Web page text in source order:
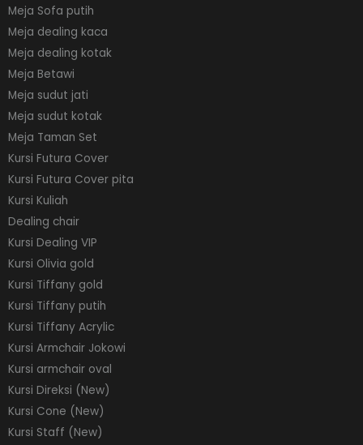
Meja Sofa putih
Meja dealing kaca
Meja dealing kotak
Meja Betawi
Meja sudut jati
Meja sudut kotak
Meja Taman Set
Kursi Futura Cover
Kursi Futura Cover pita
Kursi Kuliah
Dealing chair
Kursi Dealing VIP
Kursi Olivia gold
Kursi Tiffany gold
Kursi Tiffany putih
Kursi Tiffany Acrylic
Kursi Armchair Jokowi
Kursi armchair oval
Kursi Direksi (New)
Kursi Cone (New)
Kursi Staff (New)